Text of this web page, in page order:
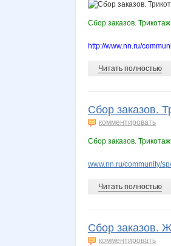
Сбор заказов.
http://www.nn.ru/
Читать полностью
Сбор заказов.
комментировать
Сбор заказов.
www.nn.ru/community/
Читать полностью
Сбор заказов.
комментировать